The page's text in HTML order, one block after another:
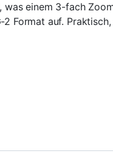
einem 3-fach
Format auf.